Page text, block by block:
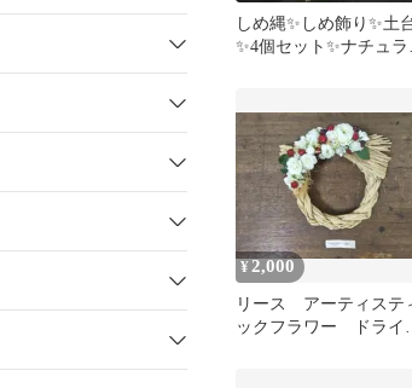
しめ縄✨️しめ飾り✨️土
✨️4個セット✨️ナチュラ
¥ 2,000
リース アーティステ
ックフラワー ドライ